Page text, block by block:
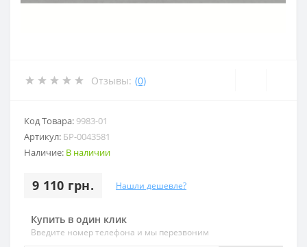
Отзывы: (0)
Код Товара: 9983-01
Артикул: БР-0043581
Наличие: В наличии
9 110 грн. Нашли дешевле?
Купить в один клик
Введите номер телефона и мы перезвоним